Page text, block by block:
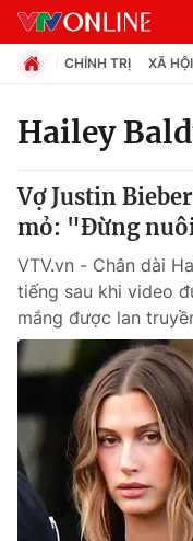
Chuyên mục
Chính trị
Xã hội
Pháp luật
Y tế
Thế giới
Tin tức
CHÍNH TRỊ XÃ HỘI
Hailey
Vợ Justin
mỏ: "Đừng
VTV.vn - Chân dài
tiếng sau khi video
mắng được lan